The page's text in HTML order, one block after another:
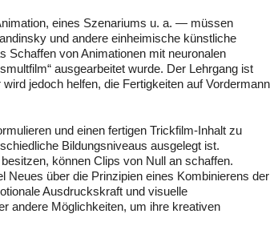
eines Szenariums u. a. — müssen
und andere einheimische künstliche
Schaffen von Animationen mit neuronalen
ausgearbeitet wurde. Der Lehrgang ist
jedoch helfen, die Fertigkeiten auf Vordermann
und einen fertigen Trickfilm-Inhalt zu
Bildungsniveaus ausgelegt ist.
können Clips von Null an schaffen.
Neues über die Prinzipien eines Kombinierens der
Ausdruckskraft und visuelle
andere Möglichkeiten, um ihre kreativen